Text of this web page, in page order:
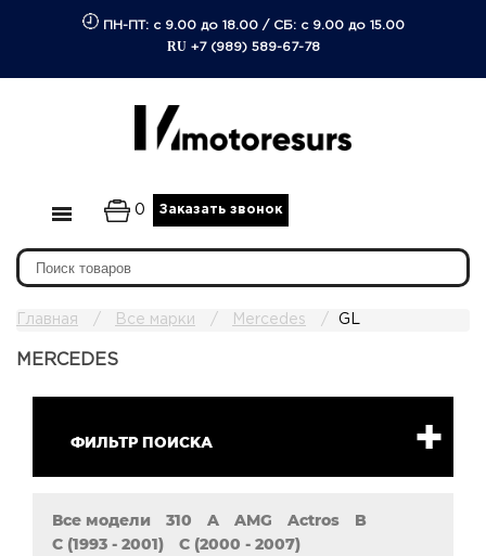
ПН-ПТ: с 9.00 до 18.00/ СБ: с 9.00 до 15.00
RU +7 (989) 589-67-78
0 Заказать звонок
Главная Все марки Mercedes GL
MERCEDES
ФИЛЬТР ПОИСКА
Все модели 310 A AMG Actros
B
C (1993 - 2001)
C (2000 - 2007)